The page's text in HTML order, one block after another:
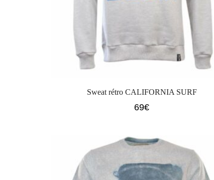
Sweat rétro CALIFORNIA SURF
69€